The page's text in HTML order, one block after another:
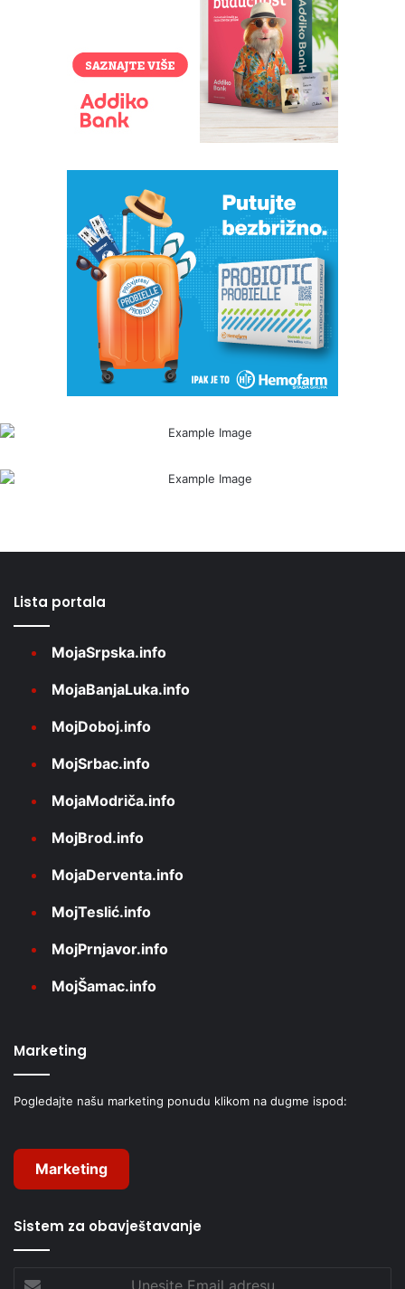
Lista portala
MojaSrpska.info
MojaBanjaLuka.info
MojDoboj.info
MojSrbac.info
MojaModriča.info
MojBrod.info
MojaDerventa.info
MojTeslić.info
MojPrnjavor.info
MojŠamac.info
Marketing
Pogledajte našu marketing ponudu klikom na dugme ispod:
Marketing
Sistem za obavještavanje
Unesite